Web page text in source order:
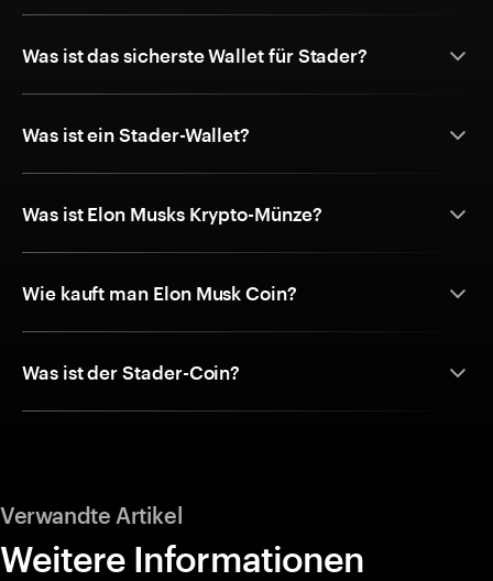
Was ist das sicherste Wallet für Stader?
Was ist ein Stader-Wallet?
Was ist Elon Musks Krypto-Münze?
Wie kauft man Elon Musk Coin?
Was ist der Stader-Coin?
Verwandte Artikel
Weitere Informationen